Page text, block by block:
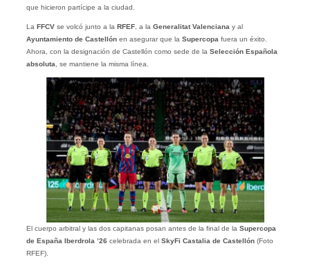
que hicieron partícipe a la ciudad.
La FFCVse volcó junto a la RFEF, a la Generalitat Valenciana y al
Ayuntamiento de Castellónen asegurar que la Supercopa fuera un éxito.
Ahora, con la designación de Castellón como sede de la Selección Española
absoluta , se mantiene la misma línea.
El cuerpo arbitral y las dos capitanas posan antes de la final de la Supercopa
de España Iberdrola ’26 celebrada en el SkyFi Castalia de Castellón(Foto
RFEF).